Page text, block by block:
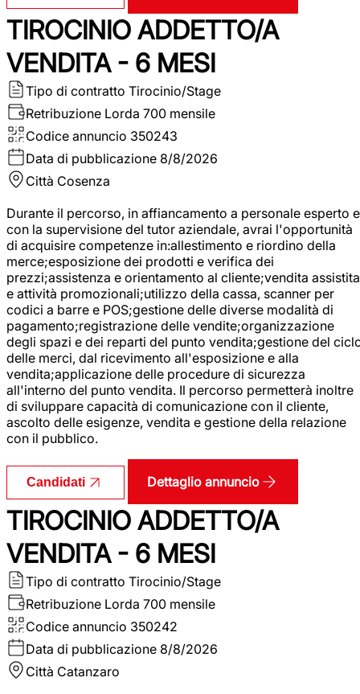
TIROCINIO ADDETTO/A
VENDITA - 6 MESI
Tipo di contratto Tirocinio/Stage
Retribuzione Lorda 700 mensile
Codice annuncio 350243
Data di pubblicazione 8/8/2026
Città Cosenza
Durante il percorso, in affiancamento a personale esperto e
con la supervisione del tutor aziendale, avrai l'opportunità
di acquisire competenze in:allestimento e riordino della
merce;esposizione dei prodotti e verifica dei
prezzi;assistenza e orientamento al cliente;vendita assistita
e attività promozionali;utilizzo della cassa, scanner per
codici a barre e POS;gestione delle diverse modalità di
pagamento;registrazione delle vendite;organizzazione
degli spazi e dei reparti del punto vendita;gestione del
delle merci, dal ricevimento all'esposizione e alla
vendita;applicazione delle procedure di sicurezza
all'interno del punto vendita. Il percorso permetterà inoltre
di sviluppare capacità di comunicazione con il cliente,
ascolto delle esigenze, vendita e gestione della relazione
con il pubblico.
Candidati Dettaglio annuncio
TIROCINIO ADDETTO/A
VENDITA - 6 MESI
Tipo di contratto Tirocinio/Stage
Retribuzione Lorda 700 mensile
Codice annuncio 350242
Data di pubblicazione 8/8/2026
Città Catanzaro